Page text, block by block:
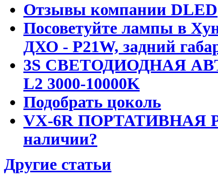
Отзывы компании DLED
Посоветуйте лампы в
ДХО - P21W, задний
3S СВЕТОДИОДНАЯ
L2 3000-10000K
Подобрать цоколь
VX-6R ПОРТАТИВНАЯ
наличии?
Другие статьи